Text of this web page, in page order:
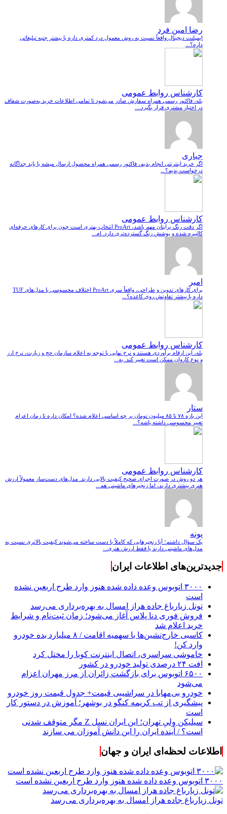
رضا امین فرد
ایمپلنت دیجیتال واقعاً نسبت به روش معمول درد کمتری داره یا بیشتر جنبه تبلیغاتی
داره؟...
کارشناس روابط عمومی
بله، فاکتور رسمی همراه سفارش صادر می‌شود تا تمامی اطلاعات خرید به‌صورت شفاف
در اختیار مشتری قرار بگیرد....
جباری
اگر خرید اینترنتی انجام بدیم، فاکتور رسمی همراه محصول ارسال میشه یا باید جداگانه
درخواست بدیم؟...
کارشناس روابط عمومی
اگر دقت رنگ برایتان مهم باشد، ProArt انتخاب بهتری است چون برای کارهای حرفه‌ای
کالیبره شده و پوشش رنگ گسترده‌تری دارد. ام...
امیر
برای کارهای تدوین و طراحی، واقعاً سری ProArt اختلاف محسوسی با مدل‌های TUF
داره یا بیشتر تفاوتش روی کاغذه؟...
کارشناس روابط عمومی
بله، این ارقام برآوردی هستند و نرخ نهایی با توجه به اعلام سازمان حج و زیارت، نرخ ارز
و نوع کاروان ممکن است تغییر کند. به...
ستار
این بازه ۷۸ تا ۸۵ میلیون تومان بر چه اساسی اعلام شده؟ امکان داره تا زمان اعزام
تغییر محسوسی داشته باشه؟...
کارشناس روابط عمومی
هر دو روش در صورت اجرای صحیح کیفیت بالایی دارند. مدل‌های دست‌ساز معمولاً ارزش
هنری بیشتری دارند، اما زنجیرهای ماشینی هم...
پونه
یک سؤال داشتم؛ آیا زنجیرهایی که کاملاً با دست ساخته می‌شوند کیفیت بالاتری نسبت به
مدل‌های ماشینی دارند یا فقط ارزش هنری...
جدیدترین‌های اطلاعات ایران
۳۰۰۰ اتوبوس وعده داده شده هنوز وارد طرح اربعین نشده
است
تونل زیارباغ جاده هراز امسال به بهره‌برداری می‌رسد
فروش فوری دنا پلاس آغاز می‌شود؛ زمان ثبت‌نام و شرایط
خرید اعلام شد
کاسبی خارج‌نشین‌ها با سهمیه اقامت / ۸ میلیارد بده خودرو
وارد کن!
خاموشی سراسری، اتصال اینترنت کوبا را مختل کرد
افت ۲۴ درصدی تولید خودرو در کشور
۶۵۰۰ اتوبوس برای بازگشت زائران از مرز مهران اعزام
می‌شود
خودرو بی‌مهابا در سراشیبی قیمت+ جدول قیمت روز خودرو
پیشگیری از تب کریمه کنگو در بوشهر؛ آموزش در دستور کار
است
سیلیکن ولیِ تهران؛ این ایران نسل Z مگر متوقف شدنی
است؟ / آینده ایران را این دانش آموزان می سازند
اطلاعات لحظه‌ای ایران و جهان
۳۰۰۰ اتوبوس وعده داده شده هنوز وارد طرح اربعین نشده است
تونل زیارباغ جاده هراز امسال به بهره‌برداری می‌رسد